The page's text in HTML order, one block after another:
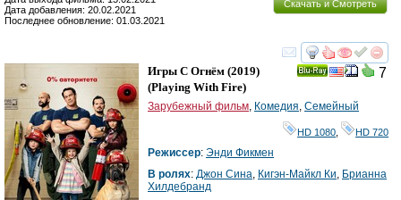
Скачать и Смотреть
Дата добавления: 20.02.2021
Последнее обновление: 01.03.2021
смотреть
7
Игры С Огнём (2019)
(Playing With Fire)
Зарубежный фильм, Комедия, Семейный
HD 1080 HD 720
Режиссер: Энди Фикмен
В ролях: Джон Сина, Кигэн-Майкл Ки, Брианна
Хилдебранд